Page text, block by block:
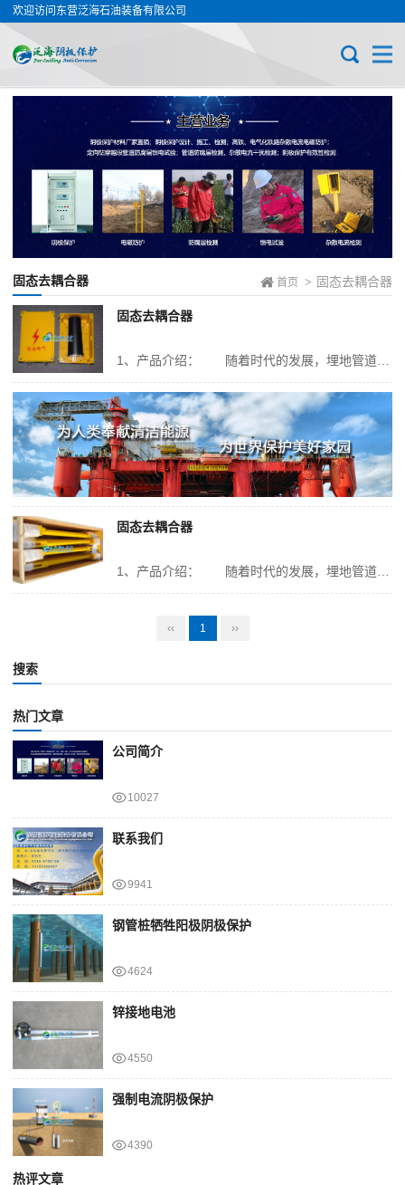
欢迎访问东营泛海石油装备有限公司
首页 > 固态去耦合器
固态去耦合器
固态去耦合器
固态去耦合器
‹‹ 1 ››
搜索
热门文章
公司简介
10027
联系我们
9941
钢管桩牺牲阳极阴极保护
4624
锌接地电池
4550
强制电流阴极保护
4390
热评文章